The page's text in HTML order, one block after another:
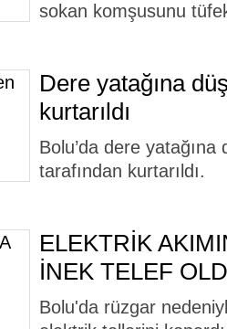
sokan komşusunu
Dere yatağına
kurtarıldı
Bolu’da dere
tarafından kurtarıldı.
ELEKTRİK
İNEK TELEF
Bolu'da rüzgar